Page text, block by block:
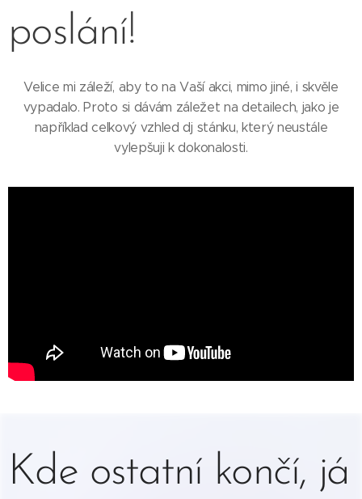
poslání!
Velice mi záleží, aby to na Vaší akci, mimo jiné, i skvěle
vypadalo. Proto si dávám záležet na detailech, jako je
například celkový vzhled dj stánku, který neustále
vylepšuji k dokonalosti.
Kde ostatní končí, já